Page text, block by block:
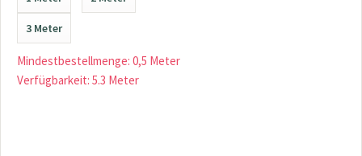
3 Meter
Mindestbestellmenge: 0,5 Meter
Verfügbarkeit: 5.3 Meter